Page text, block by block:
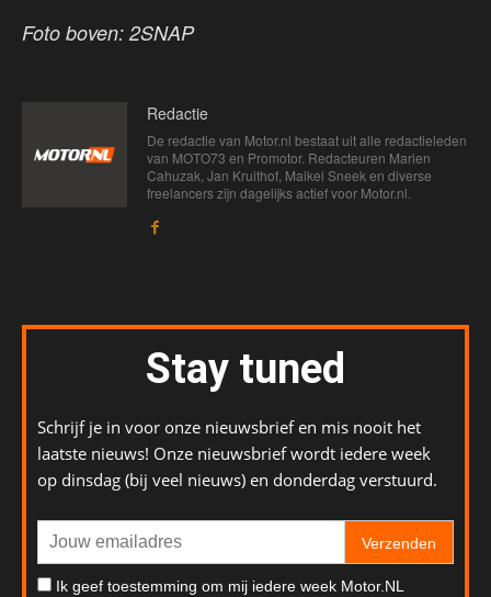
Foto boven: 2SNAP
Redactie
De redactie van Motor.nl bestaat uit alle redactieleden
van MOTO73 en Promotor. Redacteuren Marien
Cahuzak, Jan Kruithof, Maikel Sneek en diverse
freelancers zijn dagelijks actief voor Motor.nl.
Stay tuned
Schrijf je in voor onze nieuwsbrief en mis nooit het
laatste nieuws! Onze nieuwsbrief wordt iedere week
op dinsdag (bij veel nieuws) en donderdag verstuurd.
Verzenden
Ik geef toestemming om mij iedere week Motor.NL